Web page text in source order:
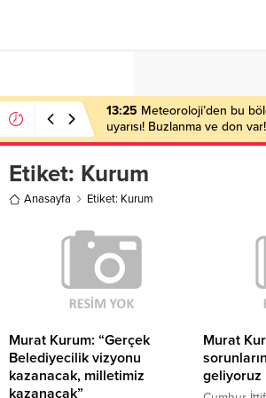
13:25 Meteoroloji’den bu
uyarısı! Buzlanma ve don var!
Etiket: Kurum
Anasayfa Etiket: Kurum
Murat Kurum: “Gerçek
Belediyecilik vizyonu
kazanacak, milletimiz
kazanacak”
Murat
geliyoruz